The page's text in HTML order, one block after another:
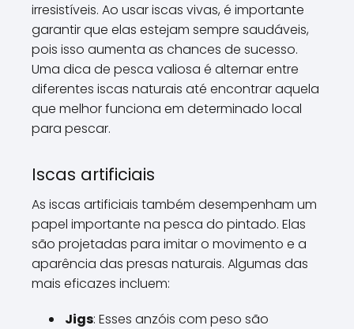
irresistíveis. Ao usar iscas vivas, é importante
garantir que elas estejam sempre saudáveis,
pois isso aumenta as chances de sucesso.
Uma dica de pesca valiosa é alternar entre
diferentes iscas naturais até encontrar aquela
que melhor funciona em determinado local
para pescar.
Iscas artificiais
As iscas artificiais também desempenham um
papel importante na pesca do pintado. Elas
são projetadas para imitar o movimento e a
aparência das presas naturais. Algumas das
mais eficazes incluem:
Jigs: Esses anzóis com peso são